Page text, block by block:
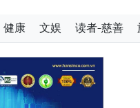
健康 文娱 读者-慈善